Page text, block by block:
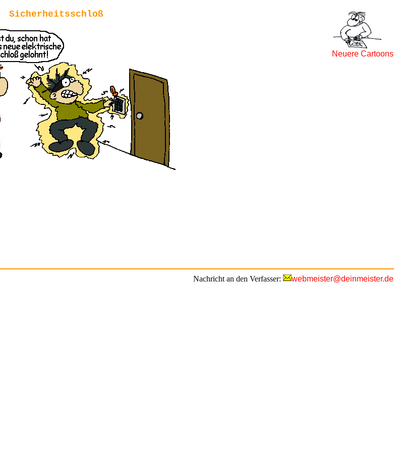
Neuere Cartoons
Sicherheitsschloß
Nachricht an den Verfasser: webmeister@deinmeister.de